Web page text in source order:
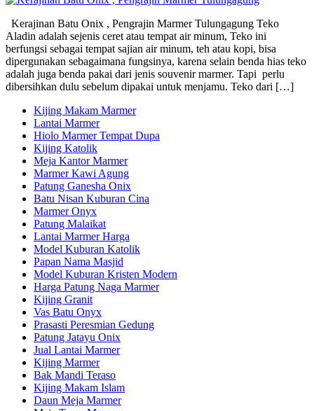
Kerajinan Batu Onix , Pengrajin Marmer Tulungagung Teko
Aladin adalah sejenis ceret atau tempat air minum, Teko ini
berfungsi sebagai tempat sajian air minum, teh atau kopi, bisa
dipergunakan sebagaimana fungsinya, karena selain benda hias teko
adalah juga benda pakai dari jenis souvenir marmer. Tapi perlu
dibersihkan dulu sebelum dipakai untuk menjamu. Teko dari […]
Kijing Makam Marmer
Lantai Marmer
Hiolo Marmer Tempat Dupa
Kijing Katolik
Meja Kantor Marmer
Marmer Kawi Agung
Patung Ganesha Onix
Batu Nisan Kuburan Cina
Marmer Onyx
Patung Malaikat
Lantai Marmer Harga
Model Kuburan Katolik
Papan Nama Masjid
Model Kuburan Kristen Modern
Harga Patung Naga Marmer
Kijing Granit
Vas Batu Onyx
Prasasti Peresmian Gedung
Patung Jatayu Onix
Jual Lantai Marmer
Kijing Marmer
Bak Mandi Teraso
Kijing Makam Islam
Daun Meja Marmer